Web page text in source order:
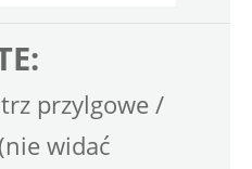
przylgowe /
widać